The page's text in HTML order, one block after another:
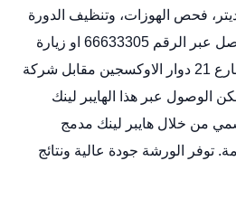
فحص الهوزات، وتنظيف الدورة
المائية بالكامل. يمكن التواصل عبر الرقم 66633305 او زيارة
مقر الشركة في الشويخ شارع 21 دوار الاوكسجين مقابل شركة
الوصول عبر هذا الهايبر لينك
من خلال هايبر لينك مدمج
توفر الورشة جودة عالية ونتائج